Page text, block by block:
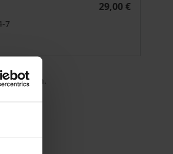
29,00 €
7
variieren.